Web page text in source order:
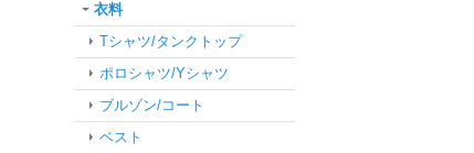
衣料
Tシャツ/タンクトップ
ポロシャツ/Yシャツ
ブルゾン/コート
ベスト